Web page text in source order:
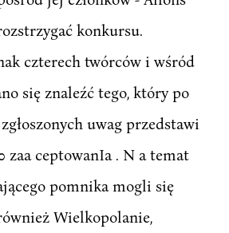
konkursu.
czterech twórców i wśród
się znaleźć tego, który po
uwag przedstawi
zaa ceptowanIa . N a temat
pomnika mogli się
Wielkopolanie,